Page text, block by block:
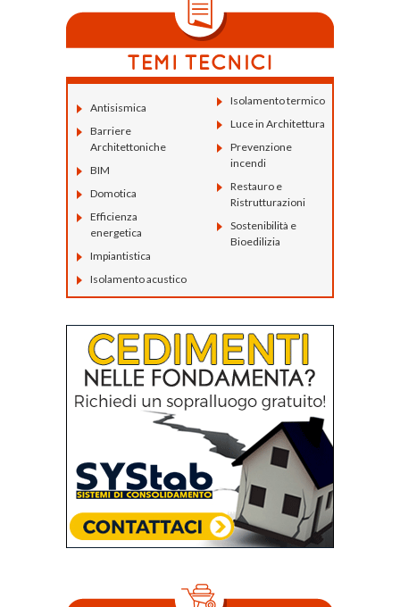
Antisismica
Barriere
Architettoniche
BIM
Domotica
Efficienza
energetica
Impiantistica
Isolamento acustico
Isolamento termico
Luce in Architettura
Prevenzione
incendi
Restauro e
Ristrutturazioni
Sostenibilità e
Bioedilizia